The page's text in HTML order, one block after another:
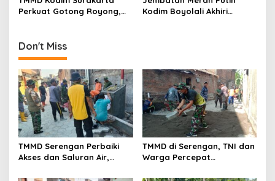
n
Perkuat Gotong Royong,
Kodim Boyolali Akhiri
Don't Miss
TMMD Serengan Perbaiki
Akses dan Saluran Air,
TMMD di Serengan, TNI dan
Warga Percepat